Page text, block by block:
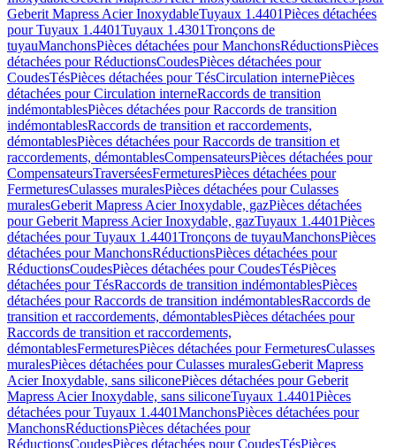
Geberit Mapress Acier InoxydableTuyaux 1.4401Pièces détachées
pour Tuyaux 1.4401Tuyaux 1.4301Tronçons de
tuyauManchonsPièces détachées pour ManchonsRéductionsPièces
détachées pour RéductionsCoudesPièces détachées pour
CoudesTésPièces détachées pour TésCirculation internePièces
détachées pour Circulation interneRaccords de transition
indémontablesPièces détachées pour Raccords de transition
indémontablesRaccords de transition et raccordements,
démontablesPièces détachées pour Raccords de transition et
raccordements, démontablesCompensateursPièces détachées pour
CompensateursTraverséesFermeturesPièces détachées pour
FermeturesCulasses muralesPièces détachées pour Culasses
muralesGeberit Mapress Acier Inoxydable, gazPièces détachées
pour Geberit Mapress Acier Inoxydable, gazTuyaux 1.4401Pièces
détachées pour Tuyaux 1.4401Tronçons de tuyauManchonsPièces
détachées pour ManchonsRéductionsPièces détachées pour
RéductionsCoudesPièces détachées pour CoudesTésPièces
détachées pour TésRaccords de transition indémontablesPièces
détachées pour Raccords de transition indémontablesRaccords de
transition et raccordements, démontablesPièces détachées pour
Raccords de transition et raccordements,
démontablesFermeturesPièces détachées pour FermeturesCulasses
muralesPièces détachées pour Culasses muralesGeberit Mapress
Acier Inoxydable, sans siliconePièces détachées pour Geberit
Mapress Acier Inoxydable, sans siliconeTuyaux 1.4401Pièces
détachées pour Tuyaux 1.4401ManchonsPièces détachées pour
ManchonsRéductionsPièces détachées pour
RéductionsCoudesPièces détachées pour CoudesTésPièces